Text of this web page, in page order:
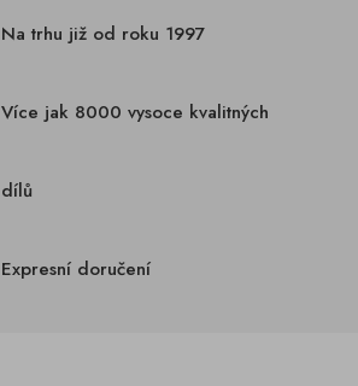
Na trhu již od roku 1997
Více jak 8000 vysoce kvalitných
dílů
Expresní doručení